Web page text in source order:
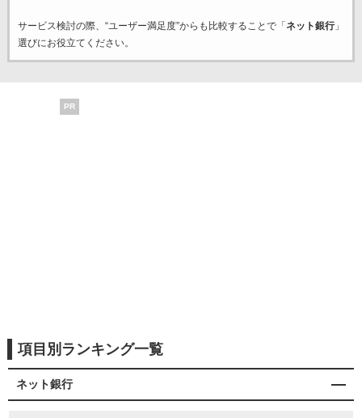
サービス検討の際、“ユーザー満足度”からも比較することで「 ネット銀行」
選びにお役立てください。
PR
項目別ランキング一覧
ネット銀行